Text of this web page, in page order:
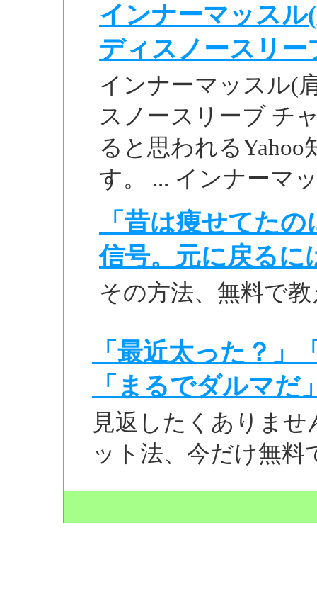
インナーマッス
ディスノースリー
インナーマッスル(
スノースリーブ チ
ると思われる
す。 ... インナーマ
「昔は痩せてた
信号。元に戻るに
その方法、無料で
「最近太った？
「まるでダルマだ
見返したくありま
ット法、今だけ無料